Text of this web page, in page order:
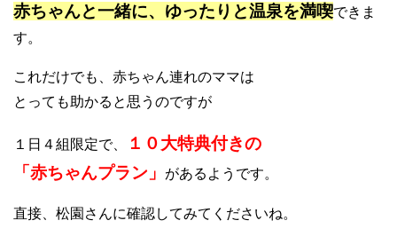
赤ちゃんと一緒に、ゆったりと温泉を満喫できま
す。
これだけでも、赤ちゃん連れのママは
とっても助かると思うのですが
１日４組限定で、
１０大特典付きの
「赤ちゃんプラン」
があるようです。
直接、松園さんに確認してみてくださいね。